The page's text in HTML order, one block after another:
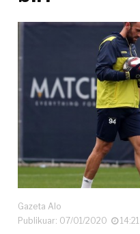
Gazeta Alo
Publikuar: 07/01/2020
14:21